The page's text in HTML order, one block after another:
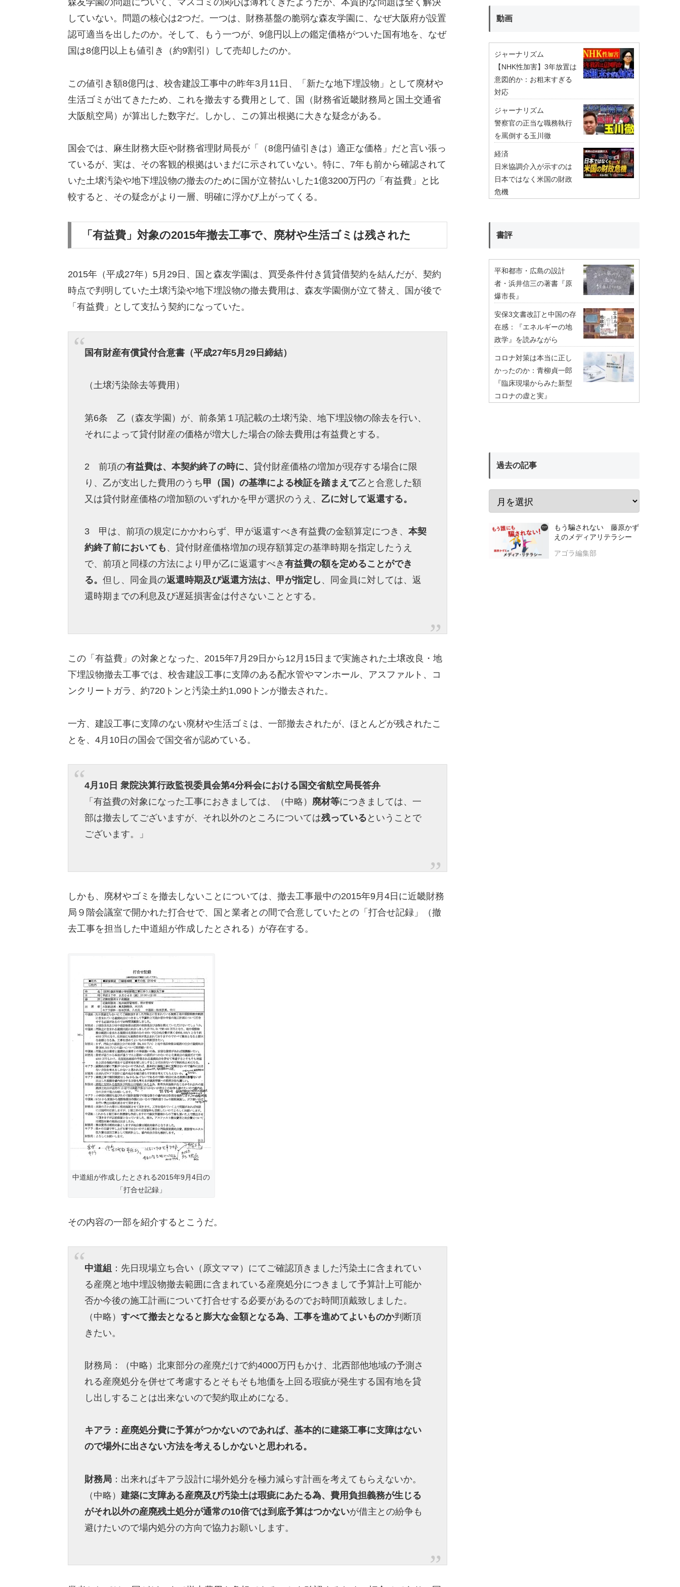
森友学園の問題について、マスコミの関心は薄れてきたようだが、本質的な問題は全く解決
していない。問題の核心は2つだ。一つは、財務基盤の脆弱な森友学園に、なぜ大阪府が設置
認可適当を出したのか。そして、もう一つが、9億円以上の鑑定価格がついた国有地を、なぜ
国は8億円以上も値引き（約9割引）して売却したのか。
この値引き額8億円は、校舎建設工事中の昨年3月11日、「新たな地下埋設物」として廃材や
生活ゴミが出てきたため、これを撤去する費用として、国（財務省近畿財務局と国土交通省
大阪航空局）が算出した数字だ。しかし、この算出根拠に大きな疑念がある。
国会では、麻生財務大臣や財務省理財局長が「（8億円値引きは）適正な価格」だと言い張っ
ているが、実は、その客観的根拠はいまだに示されていない。特に、7年も前から確認されて
いた土壌汚染や地下埋設物の撤去のために国が立替払いした1億3200万円の「有益費」と比
較すると、その疑念がより一層、明確に浮かび上がってくる。
「有益費」対象の2015年撤去工事で、廃材や生活ゴミは残された
2015年（平成27年）5月29日、国と森友学園は、買受条件付き賃貸借契約を結んだが、契約
時点で判明していた土壌汚染や地下埋設物の撤去費用は、森友学園側が立て替え、国が後で
「有益費」として支払う契約になっていた。
国有財産有償貸付合意書（平成27年5月29日締結）
（土壌汚染除去等費用）
第6条 乙（森友学園）が、前条第１項記載の土壌汚染、地下埋設物の除去を行い、
それによって貸付財産の価格が増大した場合の除去費用は有益費とする。
2 前項の有益費は、本契約終了の時に、貸付財産価格の増加が現存する場合に限
り、乙が支出した費用のうち甲（国）の基準による検証を踏まえて乙と合意した額
又は貸付財産価格の増加額のいずれかを甲が選択のうえ、 乙に対して返還する。
3 甲は、前項の規定にかかわらず、甲が返還すべき有益費の金額算定につき、本契
約終了前においても 、貸付財産価格増加の現存額算定の基準時期を指定したうえ
で、前項と同様の方法により甲が乙に返還すべき有益費の額を定めることができ
る。但し、同金員の返還時期及び返還方法は、甲が指定し 、同金員に対しては、返
還時期までの利息及び遅延損害金は付さないこととする。
この「有益費」の対象となった、2015年7月29日から12月15日まで実施された土壌改良・地
下埋設物撤去工事では、校舎建設工事に支障のある配水管やマンホール、アスファルト、コ
ンクリートガラ、約720トンと汚染土約1,090トンが撤去された。
一方、建設工事に支障のない廃材や生活ゴミは、一部撤去されたが、ほとんどが残されたこ
とを、4月10日の国会で国交省が認めている。
4月10日 衆院決算行政監視委員会第4分科会における国交省航空局長答弁
「有益費の対象になった工事におきましては、（中略） 廃材等につきましては、一
部は撤去してございますが、それ以外のところについては残っている ということで
ございます。」
しかも、廃材やゴミを撤去しないことについては、撤去工事最中の2015年9月4日に近畿財務
局９階会議室で開かれた打合せで、国と業者との間で合意していたとの「打合せ記録」（撤
去工事を担当した中道組が作成したとされる）が存在する。
中道組が作成したとされる2015年9月4日の
「打合せ記録」
その内容の一部を紹介するとこうだ。
中道組 ：先日現場立ち合い（原文ママ）にてご確認頂きました汚染土に含まれてい
る産廃と地中埋設物撤去範囲に含まれている産廃処分につきまして予算計上可能か
否か今後の施工計画について打合せする必要があるのでお時間頂戴致しました。
（中略）すべて撤去となると膨大な金額となる為、工事を進めてよいものか判断頂
きたい。
財務局：（中略）北東部分の産廃だけで約4000万円もかけ、北西部他地域の予測さ
れる産廃処分を併せて考慮するとそもそも地価を上回る瑕疵が発生する国有地を貸
し出しすることは出来ないので契約取止めになる。
キアラ：産廃処分費に予算がつかないのであれば、基本的に建築工事に支障はない
ので場外に出さない方法を考えるしかないと思われる。
財務局 ：出来ればキアラ設計に場外処分を極力減らす計画を考えてもらえないか。
（中略）建築に支障ある産廃及び汚染土は瑕疵にあたる為、費用負担義務が生じる
がそれ以外の産廃残土処分が通常の10倍では到底予算はつかないが借主との紛争も
避けたいので場内処分の方向で協力お願いします。
動画
ジャーナリズム
【NHK性加害】3年放置は
意図的か：お粗末すぎる
対応
ジャーナリズム
警察官の正当な職務執行
を罵倒する玉川徹
経済
日米協調介入が示すのは
日本ではなく米国の財政
危機
書評
平和都市・広島の設計
者・浜井信三の著書『原
爆市長』
安保3文書改訂と中国の存
在感：『エネルギーの地
政学』を読みながら
コロナ対策は本当に正し
かったのか：青柳貞一郎
『臨床現場からみた新型
コロナの虚と実』
過去の記事
もう騙されない 藤原かず
えのメディアリテラシー
アゴラ編集部